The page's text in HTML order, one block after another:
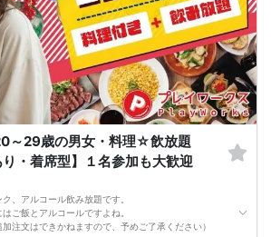
し込み状況」等はキャンセルなどで当日の参加人
がございます。
舗内で受付いたします。店内に入り店員に「街コン
い。
せんので、出ないようにご準備お願いします。
分証をお持ちください。イベントの対象年齢でない
を全額徴収し返金はいたしかねます。
セルとみなす可能性があります。
てからのキャンセル、途中キャンセルは出来ません。
いません。
ねます。
上記すべての事項に同意したと判断いたします。
野
～29歳の男女・料理☆飲放題
・着席型】１名参加も大歓迎
、アルコール飲み放題です。
ご飯とアルコールですよね。
加注文はできかねますので、予めご了承ください）